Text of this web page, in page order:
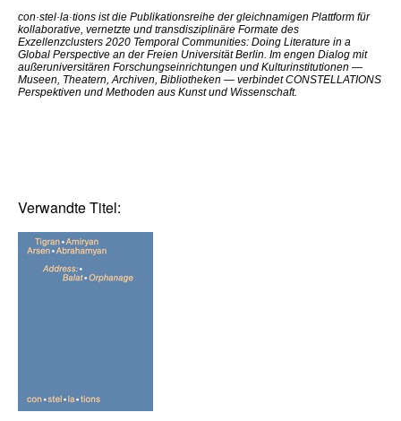
con·stel·la·tions ist die Publikationsreihe der gleichnamigen Plattform für
kollaborative, vernetzte und transdisziplinäre Formate des
Exzellenzclusters 2020 Temporal Communities: Doing Literature in a
Global Perspective an der Freien Universität Berlin. Im engen Dialog mit
außeruniversitären Forschungseinrichtungen und Kulturinstitutionen —
Museen, Theatern, Archiven, Bibliotheken — verbindet CONSTELLATIONS
Perspektiven und Methoden aus Kunst und Wissenschaft.
Verwandte Titel: